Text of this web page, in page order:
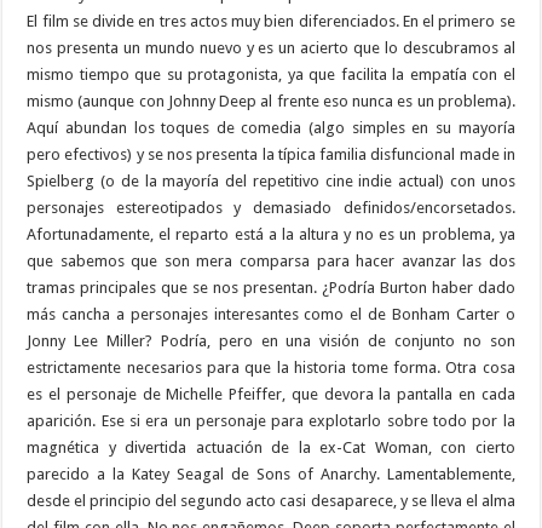
El film se divide en tres actos muy bien diferenciados. En el primero se
nos presenta un mundo nuevo y es un acierto que lo descubramos al
mismo tiempo que su protagonista, ya que facilita la empatía con el
mismo (aunque con Johnny Deep al frente eso nunca es un problema).
Aquí abundan los toques de comedia (algo simples en su mayoría
pero efectivos) y se nos presenta la típica familia disfuncional made in
Spielberg (o de la mayoría del repetitivo cine indie actual) con unos
personajes estereotipados y demasiado definidos/encorsetados.
Afortunadamente, el reparto está a la altura y no es un problema, ya
que sabemos que son mera comparsa para hacer avanzar las dos
tramas principales que se nos presentan. ¿Podría Burton haber dado
más cancha a personajes interesantes como el de Bonham Carter o
Jonny Lee Miller? Podría, pero en una visión de conjunto no son
estrictamente necesarios para que la historia tome forma. Otra cosa
es el personaje de Michelle Pfeiffer, que devora la pantalla en cada
aparición. Ese si era un personaje para explotarlo sobre todo por la
magnética y divertida actuación de la ex-Cat Woman, con cierto
parecido a la Katey Seagal de Sons of Anarchy. Lamentablemente,
desde el principio del segundo acto casi desaparece, y se lleva el alma